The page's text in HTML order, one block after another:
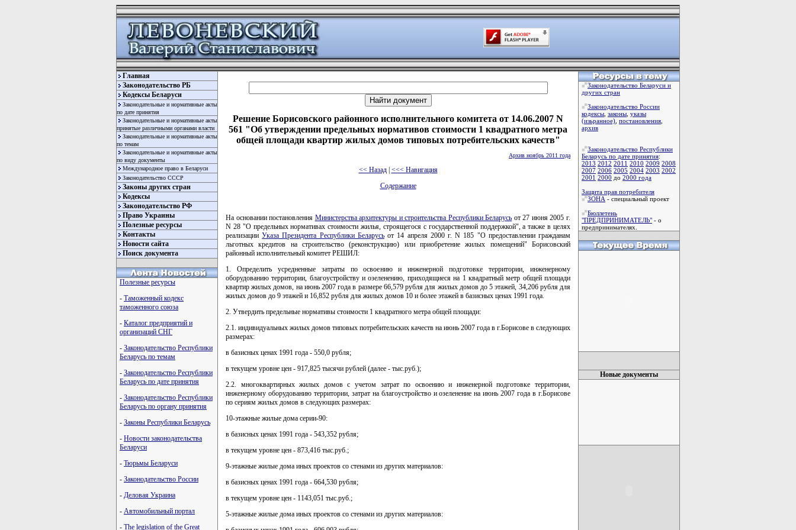
Главная
Законодательство РБ
Кодексы Беларуси
Законодательные и нормативные акты
по дате принятия
Законодательные и нормативные акты
принятые различными органами власти
Законодательные и нормативные акты
по темам
Законодательные и нормативные акты
по виду документы
Международное право в Беларуси
Законодательство СССР
Законы других стран
Кодексы
Законодательство РФ
Право Украины
Полезные ресурсы
Контакты
Новости сайта
Поиск документа
Полезные ресурсы
- Таможенный кодекс
таможенного союза
- Каталог предприятий и
организаций СНГ
- Законодательство Республики
Беларусь по темам
- Законодательство Республики
Беларусь по дате принятия
- Законодательство Республики
Беларусь по органу принятия
- Законы Республики Беларусь
- Новости законодательства
Беларуси
- Тюрьмы Беларуси
- Законодательство России
- Деловая Украина
- Автомобильный портал
- The legislation of the Great
Решение Борисовского районного исполнительного комитета от 14.06.2007 N
561 "Об утверждении предельных нормативов стоимости 1 квадратного метра
общей площади квартир жилых домов типовых потребительских качеств"
Архив ноябрь 2011 года
<< Назад| <<< Навигация
Содержание
На основании постановления Министерства архитектуры и строительства Республики Беларусь от 27 июня 2005 г.
N 28 "О предельных нормативах стоимости жилья, строящегося с государственной поддержкой", а также в целях
реализацииУказа Президента Республики Беларусьот 14 апреля 2000 г. N 185 "О предоставлении гражданам
льготных кредитов на строительство (реконструкцию) или приобретение жилых помещений" Борисовский
районный исполнительный комитет РЕШИЛ:
1. Определить усредненные затраты по освоению и инженерной подготовке территории, инженерному
оборудованию территории, благоустройству и озеленению, приходящиеся на 1 квадратный метр общей площади
квартир жилых домов, на июнь 2007 года в размере 66,579 рубля для жилых домов до 5 этажей, 34,206 рубля для
жилых домов до 9 этажей и 16,852 рубля для жилых домов 10 и более этажей в базисных ценах 1991 года.
2. Утвердить предельные нормативы стоимости 1 квадратного метра общей площади:
2.1. индивидуальных жилых домов типовых потребительских качеств на июнь 2007 года в г.Борисове в следующих
размерах:
в базисных ценах 1991 года - 550,0 рубля;
в текущем уровне цен - 917,825 тысячи рублей (далее - тыс.руб.);
2.2. многоквартирных жилых домов с учетом затрат по освоению и инженерной подготовке территории,
инженерному оборудованию территории, затрат на благоустройство и озеленение на июнь 2007 года в г.Борисове
по сериям жилых домов в следующих размерах:
10-этажные жилые дома серии-90:
в базисных ценах 1991 года - 543,352 рубля;
в текущем уровне цен - 873,416 тыс.руб.;
9-этажные жилые дома иных проектов со стенами из других материалов:
в базисных ценах 1991 года - 664,530 рубля;
в текущем уровне цен - 1143,051 тыс.руб.;
5-этажные жилые дома иных проектов со стенами из других материалов:
Законодательство Беларуси и
других стран
Законодательство России
кодексы законы указы
(изьранное) постановления
архив
Законодательство Республики
Беларусь по дате принятия:
2013 2012 2011 2010 2009 2008
2007 2006 2005 2004 2003 2002
2001 2000 до 2000 года
Защита прав потребителя
ЗОНА - специальный проект
Бюллетень
"ПРЕДПРИНИМАТЕЛЬ" - о
предпринимателях.
Новые документы